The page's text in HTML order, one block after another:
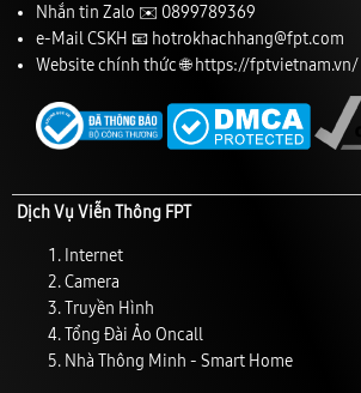
Nhắn tin Zalo ✉️ 0899789369
e-Mail CSKH 📧 hotrokhachhang@fpt.com
Website chính thức 🌐 https://fptvietnam.vn/
Dịch Vụ Viễn Thông FPT
Internet
Camera
Truyền Hình
Tổng Đài Ảo Oncall
Nhà Thông Minh - Smart Home